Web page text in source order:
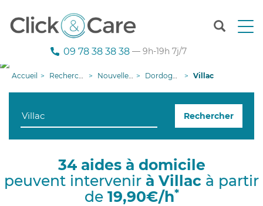
T
n
g
i
09 78 38 38 38 — 9h-19h 7j/7
Accueil Recherche aide à domicile Nouvelle-Aquitaine Dordogne Villac
Rechercher
34 aides à domicile
peuvent intervenir à Villac à partir
de 19,90€/h*